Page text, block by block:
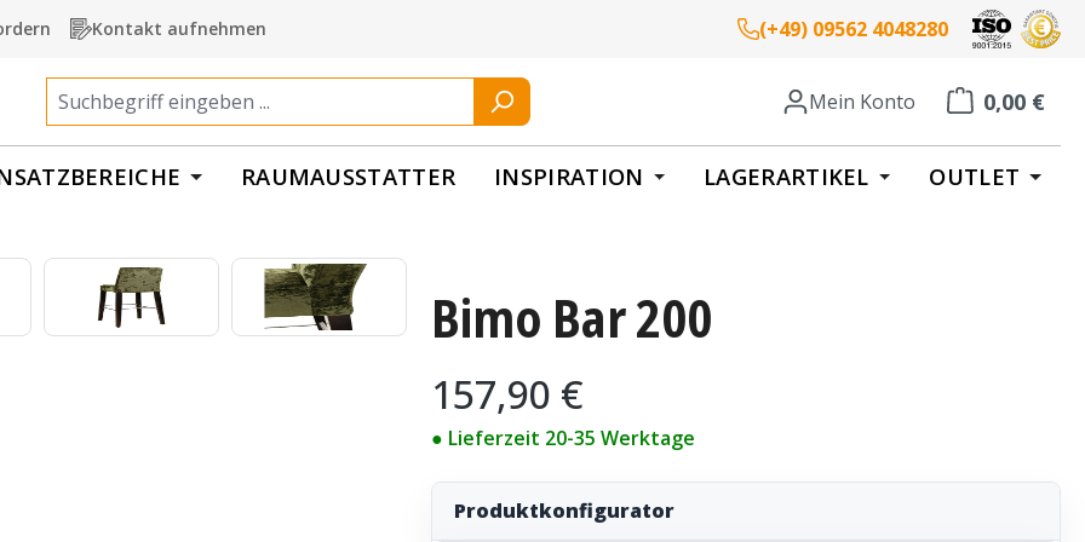
Kontakt aufnehmen (+49) 09562 4048280
Mein Konto 0,00 €
Warenkorb
RAUMAUSSTATTER INSPIRATION LAGERARTIKEL OUTLET
Bimo Bar 200
Regulärer Preis:
157,90 €
● Lieferzeit 20-35 Werktage
Produktkonfigurator